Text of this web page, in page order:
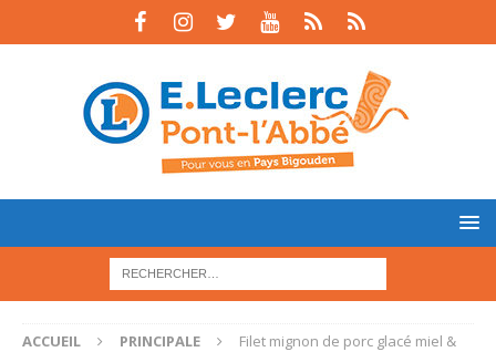
ACCUEIL PRINCIPALE
Filet mignon de porc glacé miel &